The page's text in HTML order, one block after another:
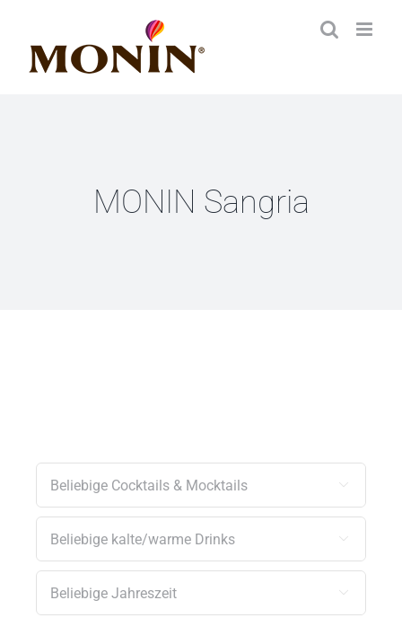
Inhalt
springen
MONIN Sangria


